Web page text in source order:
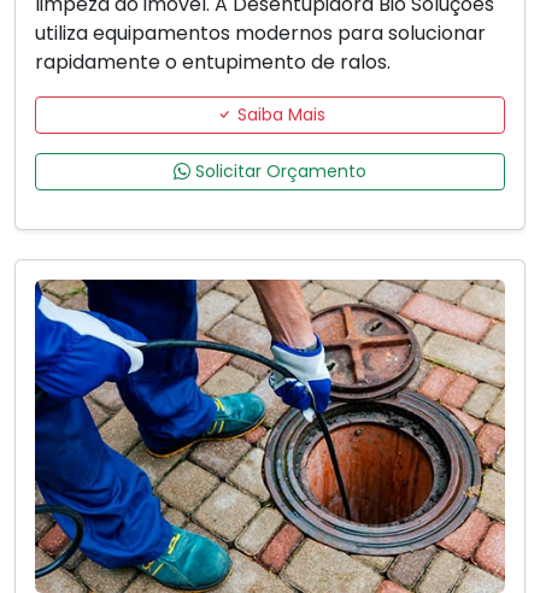
utiliza equipamentos modernos para solucionar
rapidamente o entupimento de ralos.
Saiba Mais
Solicitar Orçamento